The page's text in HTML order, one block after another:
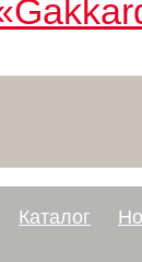
Каталог